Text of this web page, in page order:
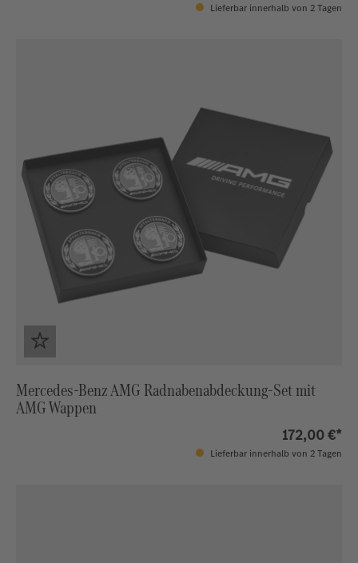
Lieferbar innerhalb von 2 Tagen
Mercedes-Benz AMG Radnabenabdeckung-Set mit
AMG Wappen
172,00 €*
Lieferbar innerhalb von 2 Tagen